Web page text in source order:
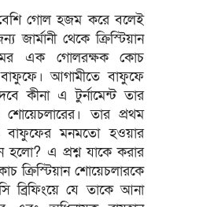
গোল হজম করে বলেই
জার্মানী থেকে ক্রিস্টিয়ান
এক গোলরক্ষক কোচ
আগামীতে বাফুফে
কীনা এ টুর্নামেন্ট তার
শোয়েচলারের। তার প্রথম
বাফুফের মনমতো হওয়ার
এ প্রশ্ন যাকে করার
ক্রিস্টিয়ান শোয়েচলারকে
ব্রিফিংয়ে যে তাকে আনা